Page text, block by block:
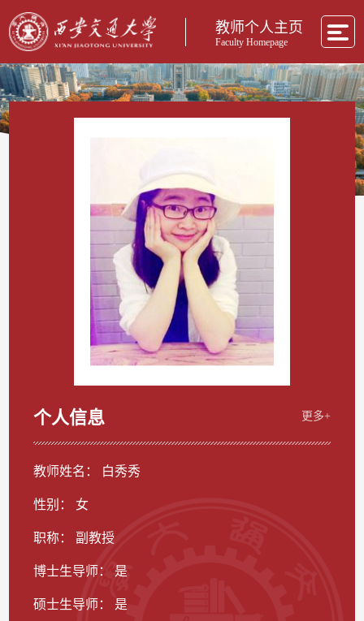
教师个人主页
Faculty Homepage
个人信息 更多+
教师姓名： 白秀秀
性别： 女
职称： 副教授
博士生导师： 是
硕士生导师： 是